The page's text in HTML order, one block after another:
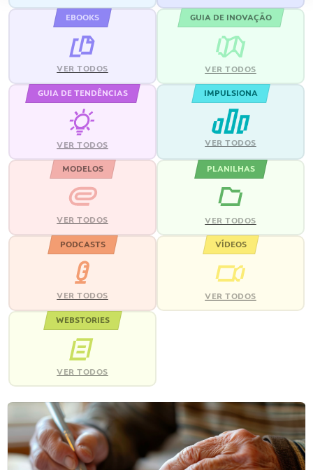
EBOOKS
VER TODOS
GUIA DE INOVAÇÃO
VER TODOS
GUIA DE TENDÊNCIAS
VER TODOS
IMPULSIONA
VER TODOS
MODELOS
VER TODOS
PLANILHAS
VER TODOS
PODCASTS
VER TODOS
VÍDEOS
VER TODOS
WEBSTORIES
VER TODOS